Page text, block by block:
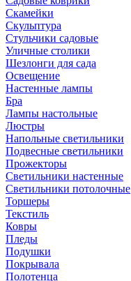
Скамейки
Скульптура
Стульчики садовые
Уличные столики
Шезлонги для сада
Освещение
Hастенные лампы
Бра
Лампы настольные
Люстры
Напольные светильники
Подвесные светильники
Прожекторы
Светильники настенные
Светильники потолочные
Торшеры
Текстиль
Ковры
Пледы
Подушки
Покрывала
Полотенца